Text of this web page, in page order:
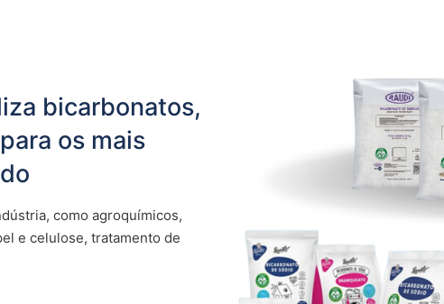
bicarbonatos,
os mais
como agroquímicos,
e celulose, tratamento de